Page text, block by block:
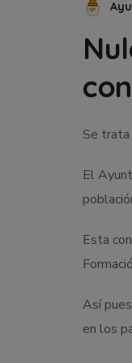
Se trata
El
Esta
Así
en los